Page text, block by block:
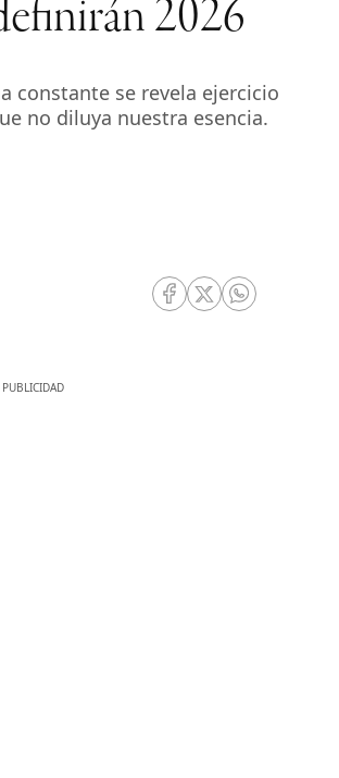
2026
constante se revela ejercicio
no diluya nuestra esencia.
RRSS Facebook
RRSS Twitter
RRSS